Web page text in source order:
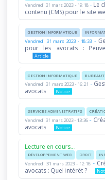
Vendredi 31 mars 2023 - 19:18- Le
contenu (CMS) pour le site
GESTION INFORMATIQUE
Vendredi 31 mars 2023 - 18:33 -
pour les avocats :
Article
GESTION INFORMATIQUE
Vendredi 31 mars 2023 - 16:21 -
avocats
Notice
SERVICES ADMINISTRATIFS
Vendredi 31 mars 2023 - 13:36 -
avocats
Notice
Lecture en cours...
DÉVELOPPEMENT WEB DROIT
Vendredi 31 mars 2023 - 12:16 -
avocats : Quel intérêt ?